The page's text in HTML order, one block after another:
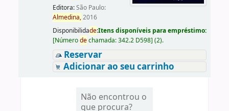
Editora:São Paulo:
Almedina,2016
Disponibilidade:Itens disponíveis para empréstimo:
[Númerodechamada:342.2 D598] (2).
Reservar
Adicionar ao seu carrinho
Não encontrou o
que procura?